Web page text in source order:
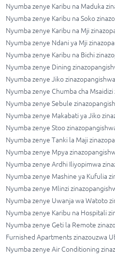
Nyumba zenye Karibu na Maduka
Nyumba zenye Karibu na Soko
Nyumba zenye Karibu na Mji
Nyumba zenye Ndani ya Mji
Nyumba zenye Karibu na Bichi
Nyumba zenye Dining
Nyumba zenye Jiko
Nyumba zenye Chumba cha
Nyumba zenye Sebule
Nyumba zenye Makabati ya Jiko
Nyumba zenye Stoo
Nyumba zenye Tanki la Maji
Nyumba zenye Mpya
Nyumba zenye Ardhi Iliyopimwa
Nyumba zenye Mashine ya Kufulia
Nyumba zenye Mlinzi
Nyumba zenye Uwanja wa Watoto
Nyumba zenye Karibu na Hospitali
Nyumba zenye Geti la Remote
Furnished Apartments zinazouzwa
Nyumba zenye Air Conditioning